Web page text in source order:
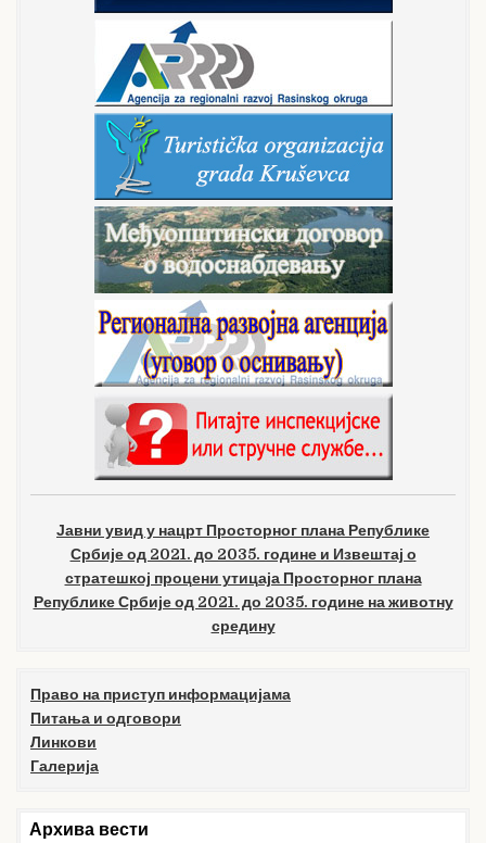
Јавни увид у нацрт Просторног плана Републике
Србије од 2021. до 2035. године и Извештај о
стратешкој процени утицаја Просторног плана
Републике Србије од 2021. до 2035. године на животну
средину
Право на приступ информацијама
Питања и одговори
Линкови
Галерија
Архива вести